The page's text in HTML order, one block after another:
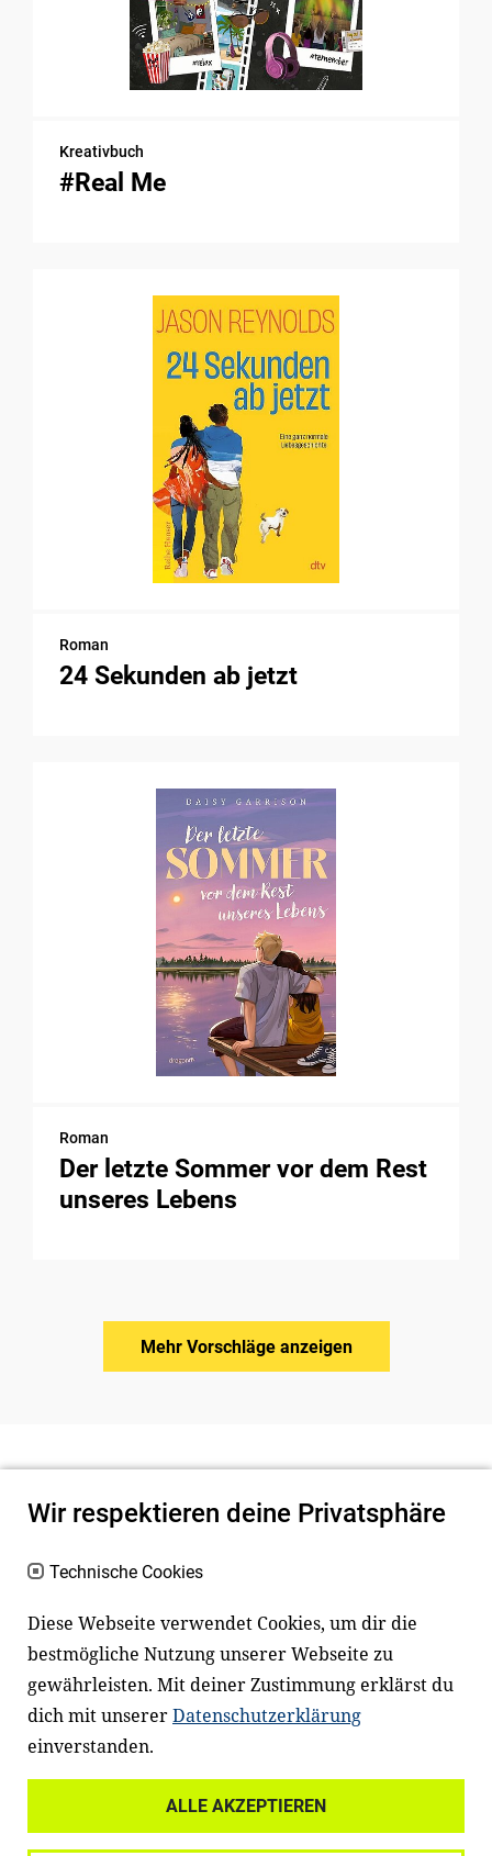
Kreativbuch
#Real Me
Roman
24 Sekunden ab jetzt
Roman
Der letzte Sommer vor dem Rest
unseres Lebens
Mehr Vorschläge anzeigen
Newsletter
Facebook LinkedIn
Wir respektieren deine Privatsphäre
Technische Cookies
Diese Webseite verwendet Cookies, um dir die
bestmögliche Nutzung unserer Webseite zu
gewährleisten. Mit deiner Zustimmung erklärst du
dich mit unsererDatenschutzerklärung
einverstanden.
ALLE AKZEPTIEREN